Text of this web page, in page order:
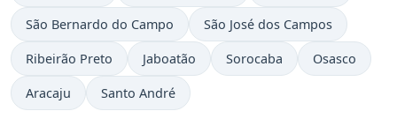
São Bernardo do Campo São José dos Campos
Ribeirão Preto Jaboatão Sorocaba Osasco
Aracaju Santo André